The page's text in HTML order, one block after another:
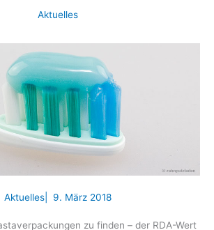
Aktuelles
Aktuelles 9. März 2018
zu finden – der RDA-Wert